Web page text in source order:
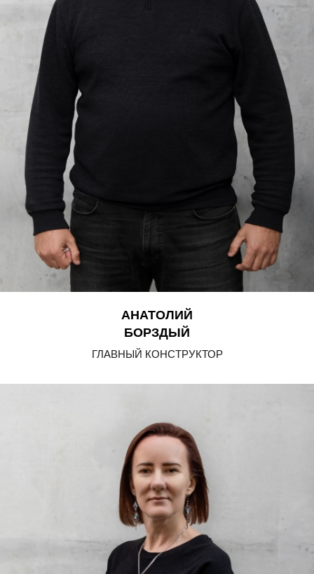
АНАТОЛИЙ
БОРЗДЫЙ
ГЛАВНЫЙ КОНСТРУКТОР